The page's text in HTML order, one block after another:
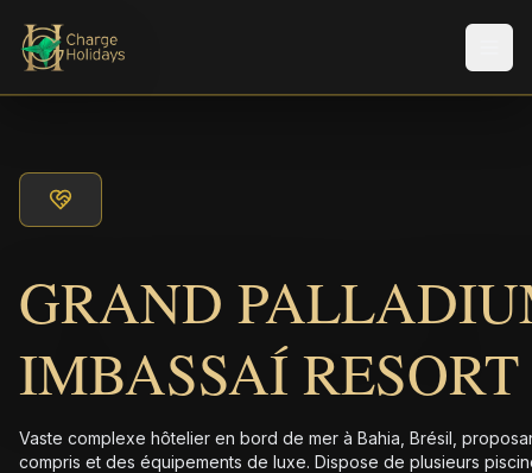
GRAND
IMBASSAÍ
Vaste complexe hôtelier en bord de mer à Bahia, Brésil,
compris et des équipements de luxe. Dispose de plusieurs